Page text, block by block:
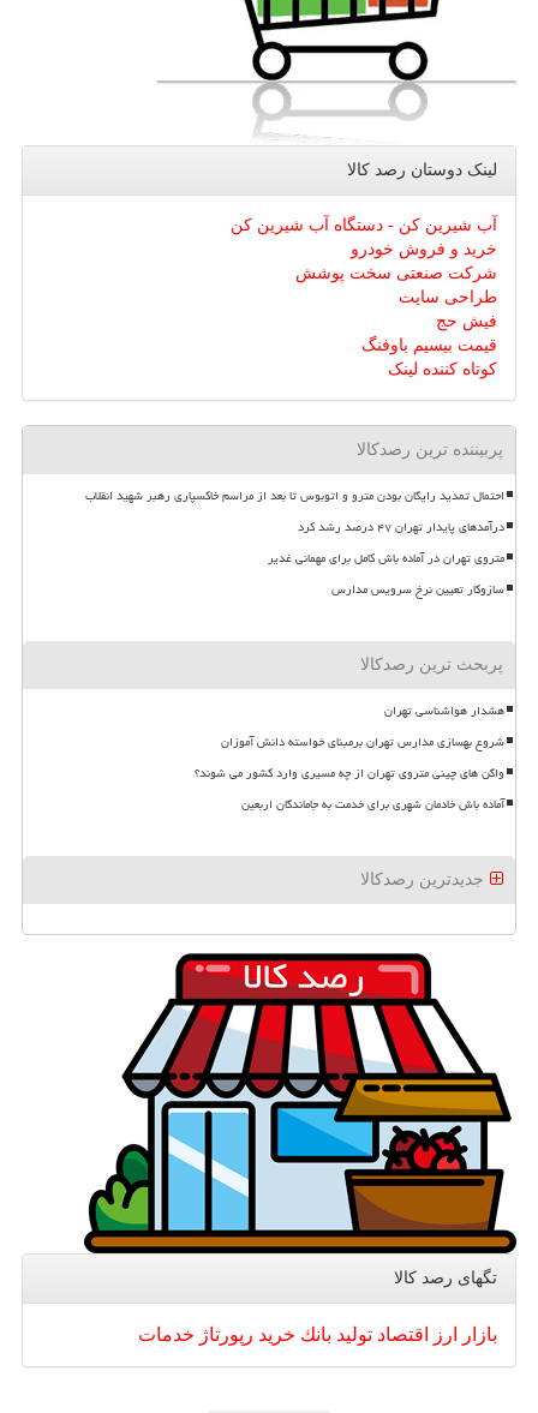
لینک دوستان رصد كالا
آب شیرین کن - دستگاه آب شیرین کن
خرید و فروش خودرو
شرکت صنعتی سخت پوشش
طراحی سایت
فیش حج
قیمت بیسیم باوفنگ
کوتاه کننده لینک
پربیننده ترین رصدکالا
احتمال تمدید رایگان بودن مترو و اتوبوس تا بعد از مراسم خاکسپاری رهبر شهید انقلاب
درآمدهای پایدار تهران ۴۷ درصد رشد کرد
متروی تهران در آماده باش کامل برای مهمانی غدیر
سازوکار تعیین نرخ سرویس مدارس
پربحث ترین رصدکالا
هشدار هواشناسی تهران
شروع بهسازی مدارس تهران برمبنای خواسته دانش آموزان
واگن های چینی متروی تهران از چه مسیری وارد کشور می شوند؟
آماده باش خادمان شهری برای خدمت به جاماندگان اربعین
جدیدترین رصدکالا
تگهای رصد كالا
بازار ارز اقتصاد تولید بانك خرید رپورتاژ خدمات